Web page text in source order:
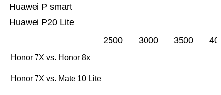
Huawei P20 Lite
Huawei P smart
2500 3000 3500
Honor 7X vs. Honor 8x
Honor 7X vs. Mate 10 Lite